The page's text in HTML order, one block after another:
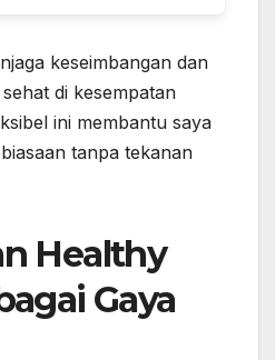
keseimbangan dan
di kesempatan
ini membantu saya
tanpa tekanan
Healthy
Gaya